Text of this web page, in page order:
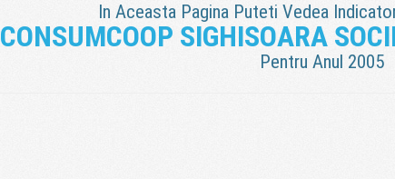
In Aceasta Pagina Puteti Vedea
CONSUMCOOP SIGHISOARA
Pentru Anul 2005